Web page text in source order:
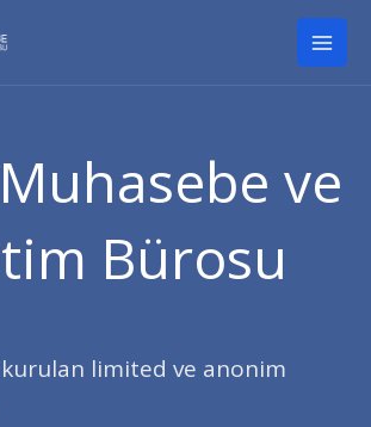
Main
ve
Bürosu
limited ve anonim